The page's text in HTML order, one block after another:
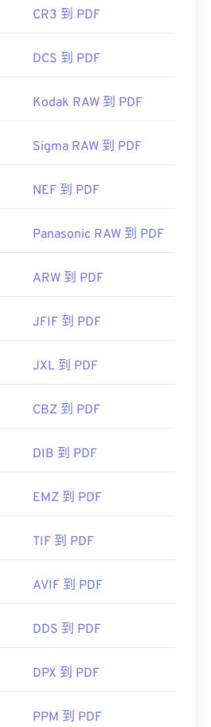
CR3 到 PDF
DCS 到 PDF
Kodak RAW 到 PDF
Sigma RAW 到 PDF
NEF 到 PDF
Panasonic RAW 到 PDF
ARW 到 PDF
JFIF 到 PDF
JXL 到 PDF
CBZ 到 PDF
DIB 到 PDF
EMZ 到 PDF
TIF 到 PDF
AVIF 到 PDF
DDS 到 PDF
DPX 到 PDF
PPM 到 PDF